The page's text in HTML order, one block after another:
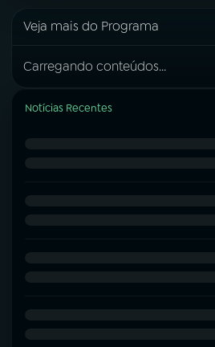
Veja mais do Programa
Carregando conteúdos...
Notícias Recentes